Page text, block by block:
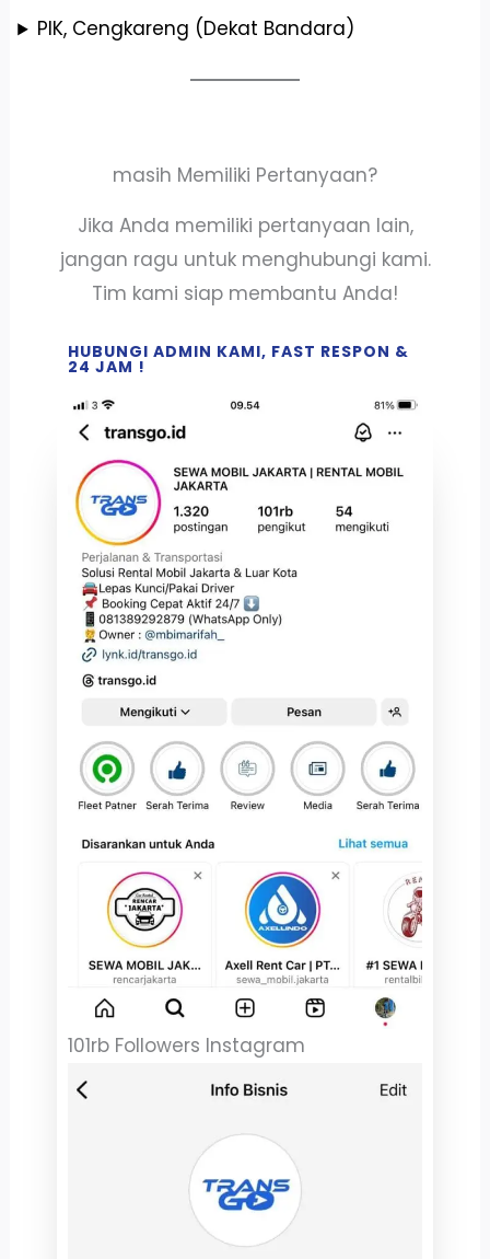
PIK, Cengkareng (Dekat Bandara)
masih Memiliki Pertanyaan?
Jika Anda memiliki pertanyaan lain,
jangan ragu untuk menghubungi kami.
Tim kami siap membantu Anda!
HUBUNGI ADMIN KAMI, FAST RESPON &
24 JAM !
101rb Followers Instagram